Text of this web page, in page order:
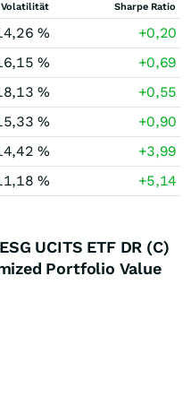
Volatilität Sharpe Ratio
%
+0,20
%
+0,69
%
+0,55
%
+0,90
%
+3,99
% +5,14
UCITS ETF DR (C)
Portfolio Value